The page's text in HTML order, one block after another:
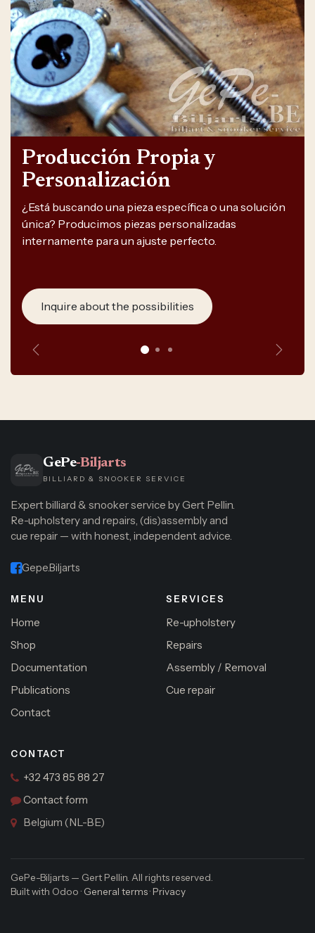
Producción Propia y
Personalización
¿Está buscando una pieza específica o una solución
única? Producimos piezas personalizadas
internamente para un ajuste perfecto.
Inquire about the possibilities
Anterior
GePe-Biljarts
BILLIARD & SNOOKER SERVICE
Expert billiard & snooker service by Gert Pellin.
Re-upholstery and repairs, (dis)assembly and
cue repair — with honest, independent advice.
Gepe.Biljarts
MENU
Home
Shop
Documentation
Publications
Contact
SERVICES
Re-upholstery
Repairs
Assembly / Removal
Cue repair
CONTACT
+32 473 85 88 27
Contact form
Belgium (NL-BE)
GePe-Biljarts — Gert Pellin. All rights reserved.
Built with Odoo · General terms·Privacy